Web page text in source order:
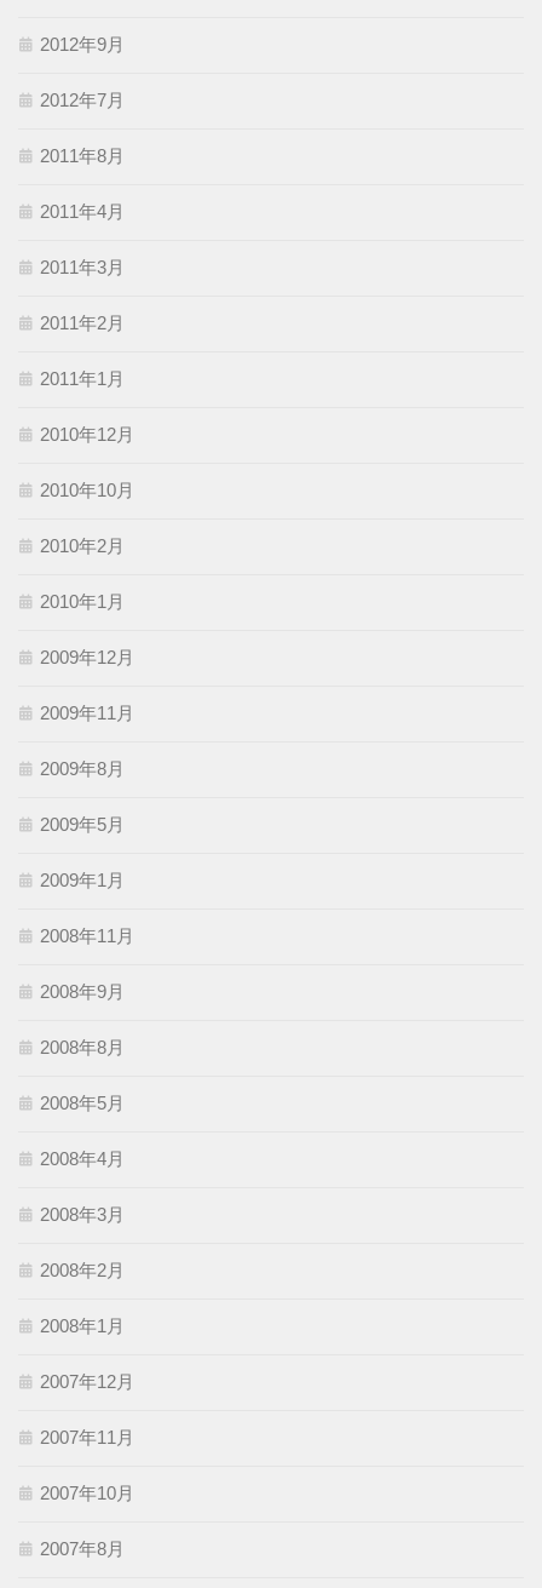
2012年9月
2012年7月
2011年8月
2011年4月
2011年3月
2011年2月
2011年1月
2010年12月
2010年10月
2010年2月
2010年1月
2009年12月
2009年11月
2009年8月
2009年5月
2009年1月
2008年11月
2008年9月
2008年8月
2008年5月
2008年4月
2008年3月
2008年2月
2008年1月
2007年12月
2007年11月
2007年10月
2007年8月